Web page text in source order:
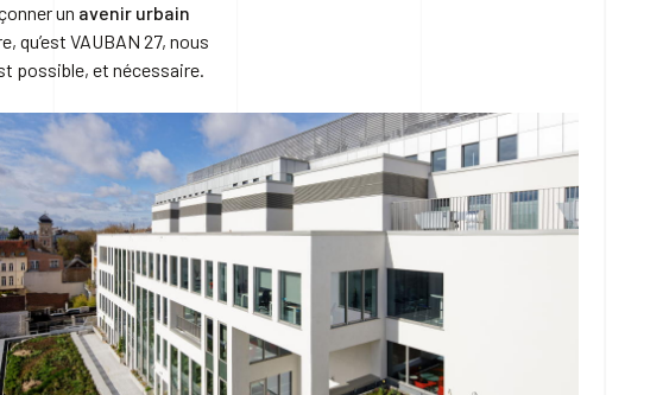
un avenir urbain
qu’est VAUBAN 27, nous
possible, et nécessaire.